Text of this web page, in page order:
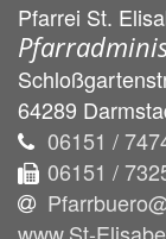
Pfarrei St.
64289
06151 /
06151 /